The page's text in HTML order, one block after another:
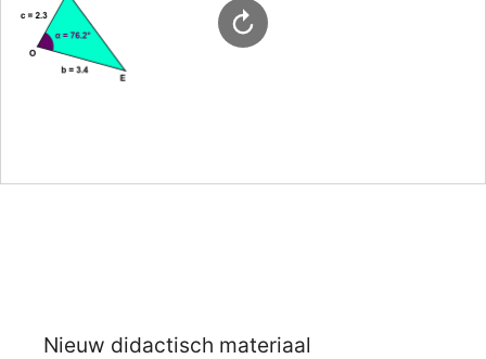
Nieuw didactisch materiaal